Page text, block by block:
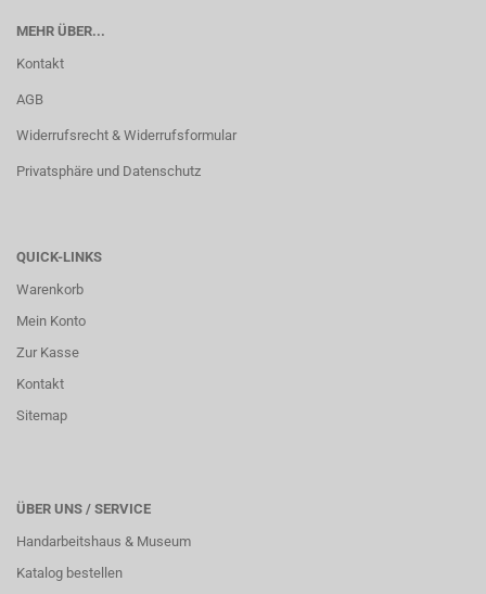
MEHR ÜBER...
Kontakt
AGB
Widerrufsrecht & Widerrufsformular
Privatsphäre und Datenschutz
QUICK-LINKS
Warenkorb
Mein Konto
Zur Kasse
Kontakt
Sitemap
ÜBER UNS / SERVICE
Handarbeitshaus & Museum
Katalog bestellen